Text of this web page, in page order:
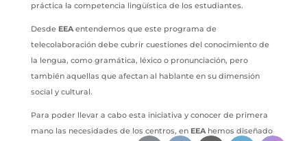
práctica la competencia lingüística de los estudiantes.
Desde EEAentendemos que este programa de
telecolaboración debe cubrir cuestiones del conocimiento de
la lengua, como gramática, léxico o pronunciación, pero
también aquellas que afectan al hablante en su dimensión
social y cultural.
Para poder llevar a cabo esta iniciativa y conocer de primera
mano las necesidades de los centros, en EEAhemos diseñado